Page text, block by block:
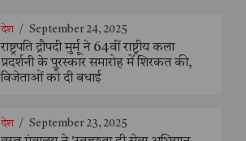
देश / September 24, 2025
राष्ट्रपति द्रौपदी मुर्मू ने 64वीं राष्ट्रीय कला
प्रदर्शनी के पुरस्कार समारोह में शिरकत की,
विजेताओं को दी बधाई
देश / September 23, 2025